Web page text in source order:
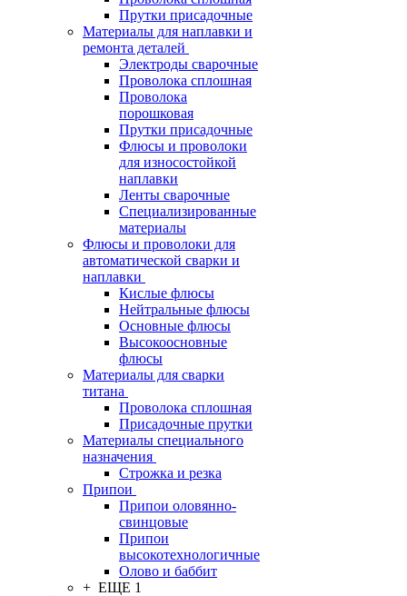
Прутки присадочные
Материалы для наплавки и
ремонта деталей
Электроды сварочные
Проволока сплошная
Проволока
порошковая
Прутки присадочные
Флюсы и проволоки
для износостойкой
наплавки
Ленты сварочные
Специализированные
материалы
Флюсы и проволоки для
автоматической сварки и
наплавки
Кислые флюсы
Нейтральные флюсы
Основные флюсы
Высокоосновные
флюсы
Материалы для сварки
титана
Проволока сплошная
Присадочные прутки
Материалы специального
назначения
Строжка и резка
Припои
Припои оловянно-
свинцовые
Припои
высокотехнологичные
Олово и баббит
+ ЕЩЕ 1